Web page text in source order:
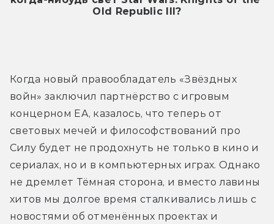
Old Republic III?
Когда новый правообладатель «Звёздных
войн» заключил партнёрство с игровым
концерном EA, казалось, что теперь от
световых мечей и философствований про
Силу будет не продохнуть не только в кино и
сериалах, но и в компьютерных играх. Однако
не дремлет Тёмная сторона, и вместо лавины
хитов мы долгое время сталкивались лишь с
новостями об отменённых проектах и